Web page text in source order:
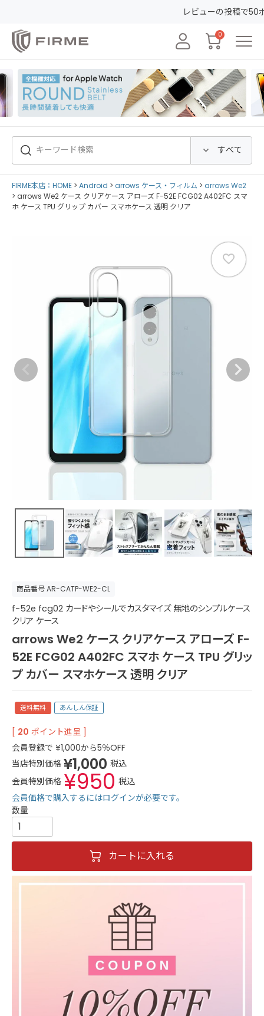
レビューの投稿で50ポイントGET&30日間
0
FIRME本店：HOME Android arrows ケース・フィルム
arrows We2
arrows We2 ケース クリアケース アローズ F-52E FCG02 A402FC スマ
ホ ケース TPU グリップ カバー スマホケース 透明 クリア
商品番号AR-CATP-WE2-CL
f-52e fcg02 カードやシールでカスタマイズ 無地のシンプルケース
クリア ケース
arrows We2 ケース クリアケース アローズ F-
52E FCG02 A402FC スマホ ケース TPU グリッ
プ カバー スマホケース 透明 クリア
送料無料 あんしん保証
[ 20 ポイント進呈 ]
会員登録で ¥1,000から5％OFF
当店特別価格 ¥1,000 税込
会員特別価格 ¥950 税込
会員価格で購入するにはログインが必要です。
カートに入れる